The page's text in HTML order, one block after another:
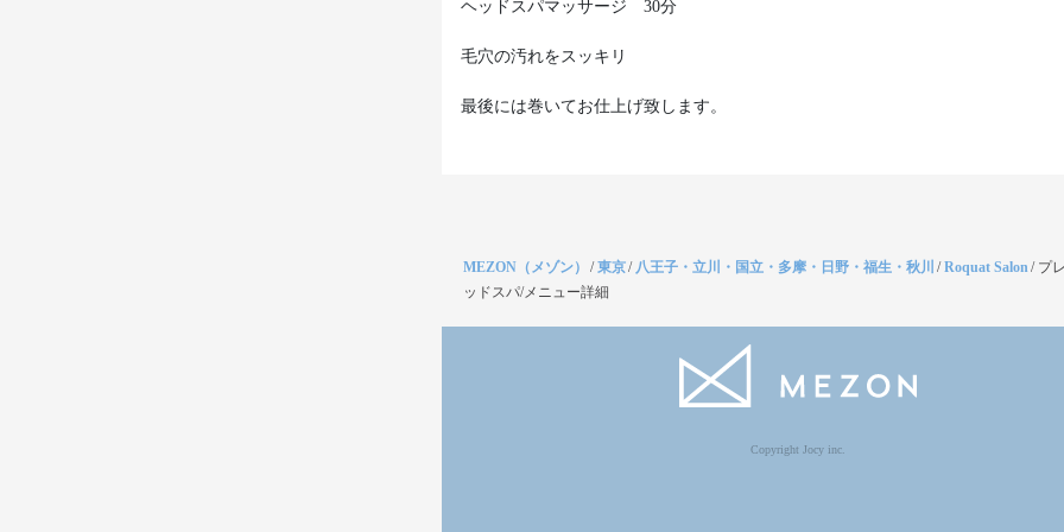
ヘッドスパマッサージ 30分
毛穴の汚れをスッキリ
最後には巻いてお仕上げ致します。
MEZON（メゾン） /東京/ 八王子・立川・国立・多摩・日野・福生・秋川 /Roquat Salon/ プ
ッドスパ/メニュー詳細
Copyright Jocy inc.